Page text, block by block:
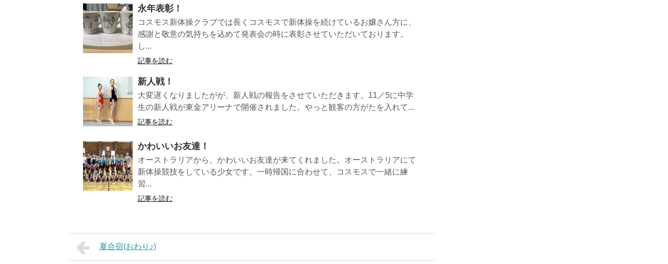
永年表彰！
コスモス新体操クラブでは長くコスモスで新体操を続けているお嬢さん方に、
感謝と敬意の気持ちを込めて発表会の時に表彰させていただいております。
し...
記事を読む
新人戦！
大変遅くなりましたがが、新人戦の報告をさせていただきます。11／5に中学
生の新人戦が東金アリーナで開催されました。やっと観客の方がたを入れて...
記事を読む
かわいいお友達！
オーストラリアから、かわいいお友達が来てくれました。オーストラリアにて
新体操競技をしている少女です。一時帰国に合わせて、コスモスで一緒に練
習...
記事を読む
夏合宿(おわり♪)